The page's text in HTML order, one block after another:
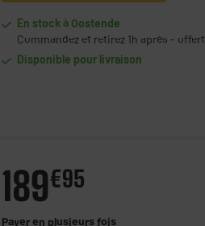
En stock à Oostende
Commandez et retirez 1h après - offert
Disponible pour livraison
189€95
Payer en plusieurs fois